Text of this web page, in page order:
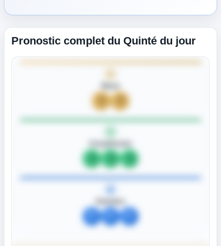
Pronostic complet du Quinté du jour
Compléments